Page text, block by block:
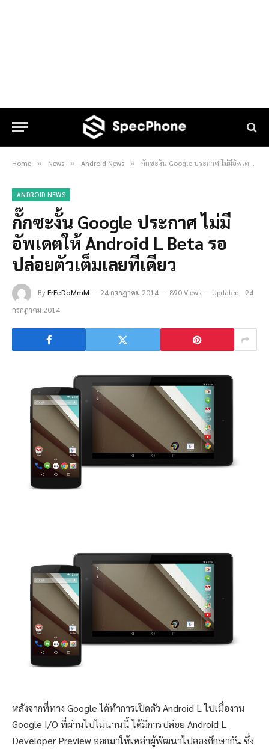
Home » News » Android News » กั๊กซะงั้น Google ประกาศ ไม่มีอัพเดตให้ Android L Beta รอปล่อยตัวเต็มเลยทีเดียว
ANDROID NEWS
กั๊กซะงั้น Google ประกาศ ไม่มี
อัพเดตให้ Android L Beta รอ
ปล่อยตัวเต็มเลยทีเดียว
ByFrEeDoMmM 24 กรกฎาคม 2014 890 Views Updated: 24
กรกฎาคม 2014
หลังจากที่ทาง Google ได้ทำการเปิดตัว Android L ไปเมื่องาน
Google I/O ที่ผ่านไปไม่นานนี้ ได้มีการปล่อย Android L
Developer Preview ออกมาให้เหล่าผู้พัฒนาไปลองศึกษากัน ซึ่ง